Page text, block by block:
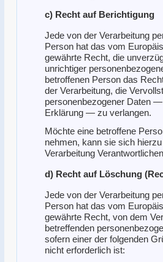
c) Recht auf Berichtigung
Jede von der Verarbeitung
Person hat das vom
gewährte Recht, die
unrichtiger
betroffenen Person das
der Verarbeitung, die
personenbezogener Daten
Erklärung — zu verlangen.
Möchte eine betroffene
nehmen, kann sie sich
Verarbeitung
d) Recht auf Löschung
Jede von der Verarbeitung
Person hat das vom
gewährte Recht, von dem
betreffenden
sofern einer der folgenden
nicht erforderlich ist: